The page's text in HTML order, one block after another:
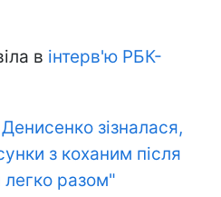
в інтерв'ю РБК-
Денисенко зізналася,
з коханим після
разом"